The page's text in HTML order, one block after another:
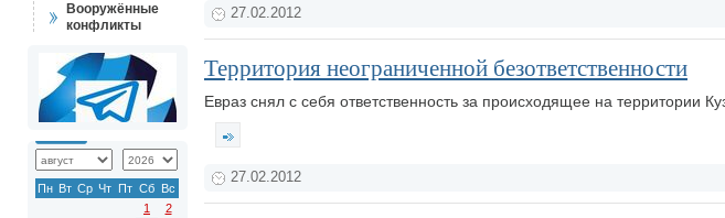
Вооружённые
конфликты
Пн Вт Ср Чт Пт Сб Вс
1
2
27.02.2012
Территория неограниченной безответственности
Евраз снял с себя ответственность за происходящее на территории
27.02.2012